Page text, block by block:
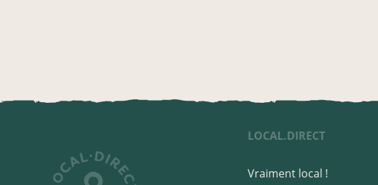
LOCAL.DIRECT
Vraiment local !